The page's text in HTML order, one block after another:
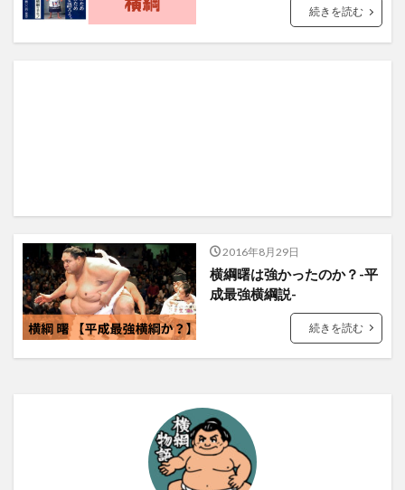
続きを読む
2016年8月29日
横綱曙は強かったのか？-平
成最強横綱説-
続きを読む